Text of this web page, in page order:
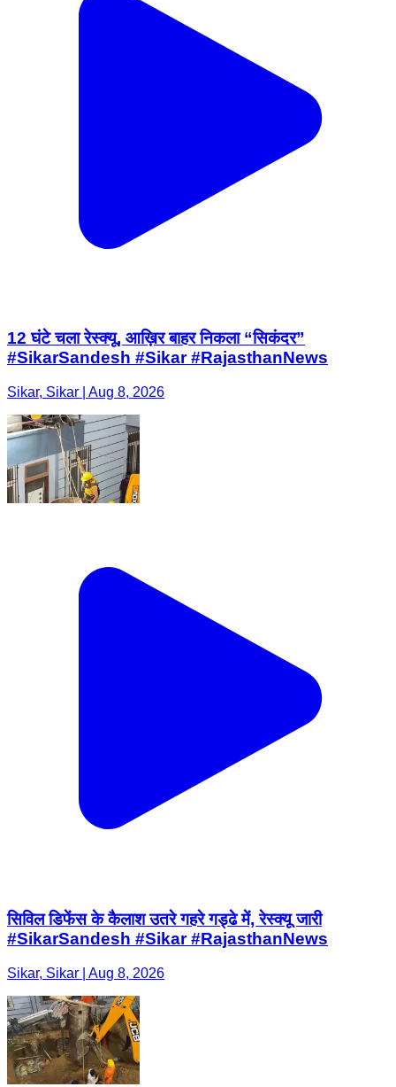
12 घंटे चला रेस्क्यू, आख़िर बाहर निकला “सिकंदर”
#SikarSandesh #Sikar #RajasthanNews
Sikar, Sikar | Aug 8, 2026
सिविल डिफेंस के कैलाश उतरे गहरे गड्ढे में, रेस्क्यू जारी
#SikarSandesh #Sikar #RajasthanNews
Sikar, Sikar | Aug 8, 2026